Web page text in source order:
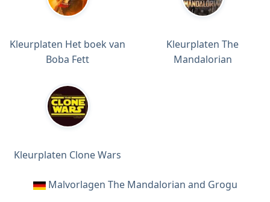
Kleurplaten Het boek van
Boba Fett
Kleurplaten The
Mandalorian
Kleurplaten Clone Wars
Malvorlagen The Mandalorian and Grogu